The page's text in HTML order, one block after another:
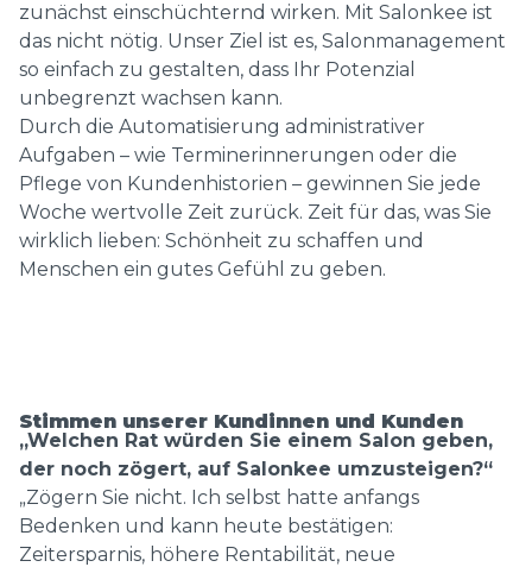
zunächst einschüchternd wirken. Mit Salonkee ist
das nicht nötig. Unser Ziel ist es, Salonmanagement
so einfach zu gestalten, dass Ihr Potenzial
unbegrenzt wachsen kann.
Durch die Automatisierung administrativer
Aufgaben – wie Terminerinnerungen oder die
Pflege von Kundenhistorien – gewinnen Sie jede
Woche wertvolle Zeit zurück. Zeit für das, was Sie
wirklich lieben: Schönheit zu schaffen und
Menschen ein gutes Gefühl zu geben.
Stimmen unserer Kundinnen und Kunden
„Welchen Rat würden Sie einem Salon geben,
der noch zögert, auf Salonkee umzusteigen?“
„Zögern Sie nicht. Ich selbst hatte anfangs
Bedenken und kann heute bestätigen:
Zeitersparnis, höhere Rentabilität, neue